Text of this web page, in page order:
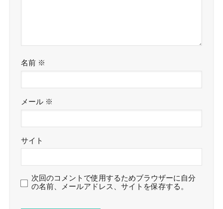
名前 ※
メール ※
サイト
次回のコメントで使用するためブラウザーに自分
の名前、メールアドレス、サイトを保存する。